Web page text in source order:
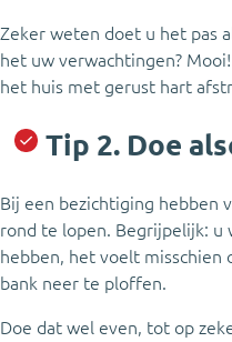
Zeker weten doet u het pas
het uw verwachtingen?
het huis met gerust hart
Tip 2. Doe
Bij een bezichtiging hebben
rond te lopen. Begrijpelijk: u
hebben, het voelt misschien
bank neer te ploffen.
Doe dat wel even, tot op